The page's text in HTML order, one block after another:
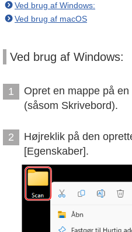
Ved brug af Windows:
Ved brug af macOS
Ved brug af Windows:
1
Opret en mappe på
(såsom Skrivebord).
2
Højreklik på den
[Egenskaber].